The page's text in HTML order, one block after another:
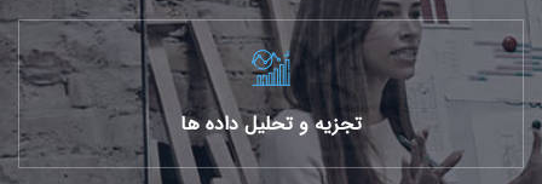
تجزیه و تحلیل داده ها